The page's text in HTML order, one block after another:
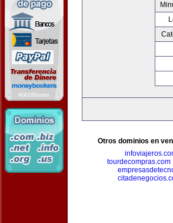
Otros dominios en
tourdecompras.com|